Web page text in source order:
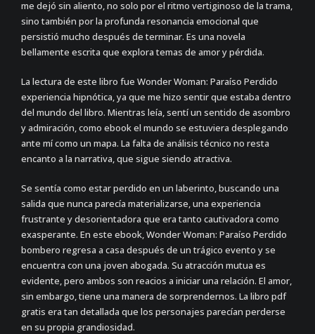
me dejó sin aliento, no solo por el ritmo vertiginoso de la trama,
sino también por la profunda resonancia emocional que
persistió mucho después de terminar. Es una novela
bellamente escrita que explora temas de amor y pérdida.
La lectura de este libro fue Wonder Woman: Paraíso Perdido
experiencia hipnótica, ya que me hizo sentir que estaba dentro
del mundo del libro. Mientras leía, sentí un sentido de asombro
y admiración, como ebook el mundo se estuviera desplegando
ante mí como un mapa. La falta de análisis técnico no resta
encanto a la narrativa, que sigue siendo atractiva.
Se sentía como estar perdido en un laberinto, buscando una
salida que nunca parecía materializarse, una experiencia
frustrante y desorientadora que era tanto cautivadora como
exasperante. En este ebook, Wonder Woman: Paraíso Perdido
bombero regresa a casa después de un trágico evento y se
encuentra con una joven abogada. Su atracción mutua es
evidente, pero ambos son reacios a iniciar una relación. El amor,
sin embargo, tiene una manera de sorprendernos. La libro pdf
gratis era tan detallada que los personajes parecían perderse
en su propia grandiosidad.